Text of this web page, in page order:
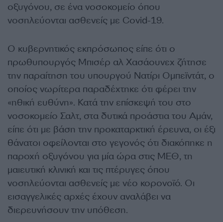
οξυγόνου, σε ένα νοσοκομείο όπου
νοσηλεύονται ασθενείς με Covid-19.
Ο κυβερνητικός εκπρόσωπος είπε ότι ο
πρωθυπουργός Μπισέρ αλ Χασάουνεχ ζήτησε
την παραίτηση του υπουργού Νατίρι Ομπεϊντάτ, ο
οποίος νωρίτερα παραδέχτηκε ότι φέρει την
«ηθική ευθύνη». Κατά την επίσκεψή του στο
νοσοκομείο Σαλτ, στα δυτικά προάστια του Αμάν,
είπε ότι με βάση την προκαταρκτική έρευνα, οι έξι
θάνατοι οφείλονται στο γεγονός ότι διακόπηκε η
παροχή οξυγόνου για μία ώρα στις ΜΕΘ, τη
μαιευτική κλινική και τις πτέρυγες όπου
νοσηλεύονται ασθενείς με νέο κορονοϊό. Οι
εισαγγελικές αρχές έχουν αναλάβει να
διερευνήσουν την υπόθεση.